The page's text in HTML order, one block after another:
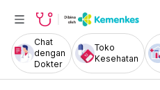
Chat
dengan
Dokter
Toko
Kesehatan